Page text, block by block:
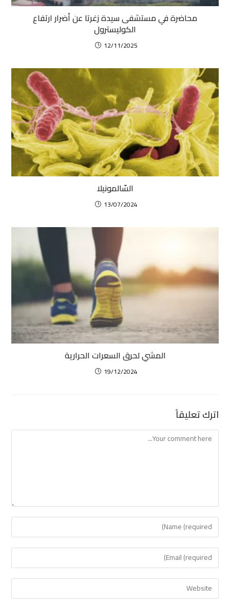
محاضرة في مستشفى سيدة زغرتا عن أضرار ارتفاع
الكوليسترول
12/11/2025
السّالمونيلا
13/07/2024
المشي لحرق السعرات الحرارية
19/12/2024
اترك تعليقاً